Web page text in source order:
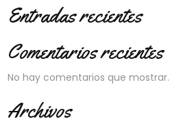
Entradas recientes
Comentarios recientes
No hay comentarios que mostrar.
Archivos